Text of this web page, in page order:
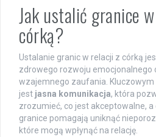
Jak ustalić granice
córką?
Ustalanie granic w relacji z córką
zdrowego rozwoju emocjonalnego
wzajemnego zaufania.
jest jasna komunikacja, która
zrozumieć, co jest akceptowalne, a
granice pomagają uniknąć
które mogą wpłynąć na relację.